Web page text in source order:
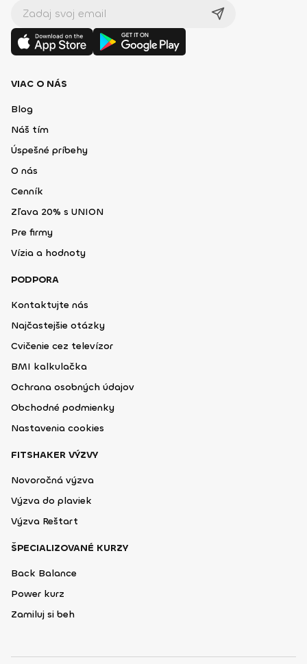
VIAC O NÁS
Blog
Náš tím
Úspešné príbehy
O nás
Cenník
Zľava 20% s UNION
Pre firmy
Vízia a hodnoty
PODPORA
Kontaktujte nás
Najčastejšie otázky
Cvičenie cez televízor
BMI kalkulačka
Ochrana osobných údajov
Obchodné podmienky
Nastavenia cookies
FITSHAKER VÝZVY
Novoročná výzva
Výzva do plaviek
Výzva Reštart
ŠPECIALIZOVANÉ KURZY
Back Balance
Power kurz
Zamiluj si beh